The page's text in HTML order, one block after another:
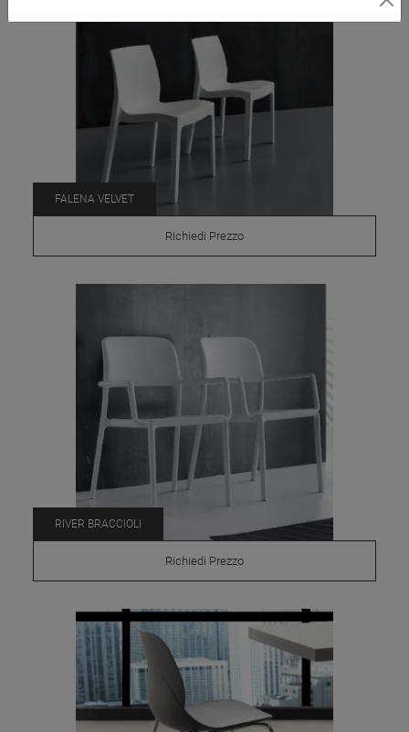
FALENA VELVET
Richiedi Prezzo
RIVER BRACCIOLI
Richiedi Prezzo